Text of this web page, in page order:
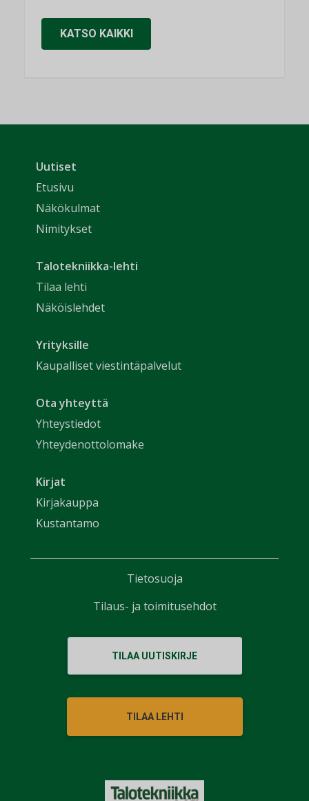
KATSO KAIKKI
Uutiset
Etusivu
Näkökulmat
Nimitykset
Talotekniikka-lehti
Tilaa lehti
Näköislehdet
Yrityksille
Kaupalliset viestintäpalvelut
Ota yhteyttä
Yhteystiedot
Yhteydenottolomake
Kirjat
Kirjakauppa
Kustantamo
TILAA UUTISKIRJE
TILAA LEHTI
Tietosuoja
Tilaus- ja toimitusehdot